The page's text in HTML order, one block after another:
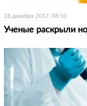
28 декабря 2017, 08:10
Ученые раскрыли